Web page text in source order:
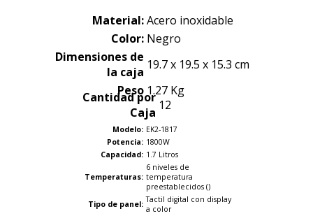
Material:Acero inoxidable
Color: Negro
Dimensiones de
la caja 19.7 x 19.5 x 15.3 cm
Peso 1.27 Kg
Cantidad por
Caja 12
Modelo: EK2-1817
Potencia: 1800W
Capacidad: 1.7 Litros
Temperaturas:
6 niveles de
temperatura
preestablecidos ()
Tipo de panel: Tactil digital con display
a color